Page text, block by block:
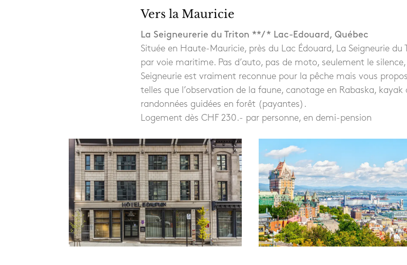
Vers la Mauricie
La Seigneurerie du Triton **/ * Lac-Edouard, Québec
Située en Haute-Mauricie, près du Lac Édouard, La Seigneurie
par voie maritime. Pas d’auto, pas de moto, seulement le
Seigneurie est vraiment reconnue pour la pêche mais vous
telles que l’observation de la faune, canotage en Rabaska,
randonnées guidées en forêt (payantes).
Logement dès CHF 230.- par personne, en demi-pension